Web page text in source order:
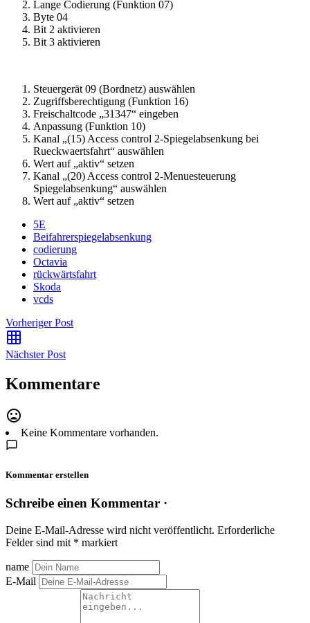
Lange Codierung (Funktion 07)
Byte 04
Bit 2 aktivieren
Bit 3 aktivieren
Steuergerät 09 (Bordnetz) auswählen
Zugriffsberechtigung (Funktion 16)
Freischaltcode „31347“ eingeben
Anpassung (Funktion 10)
Kanal „(15) Access control 2-Spiegelabsenkung bei
Rueckwaertsfahrt“ auswählen
Wert auf „aktiv“ setzen
Kanal „(20) Access control 2-Menuesteuerung
Spiegelabsenkung“ auswählen
Wert auf „aktiv“ setzen
5E
Beifahrerspiegelabsenkung
codierung
Octavia
rückwärtsfahrt
Skoda
vcds
Vorheriger Post
Nächster Post
Kommentare
Keine Kommentare vorhanden.
Kommentar erstellen
Schreibe einen Kommentar ·
Deine E-Mail-Adresse wird nicht veröffentlicht. Erforderliche
Felder sind mit * markiert
name
E-Mail